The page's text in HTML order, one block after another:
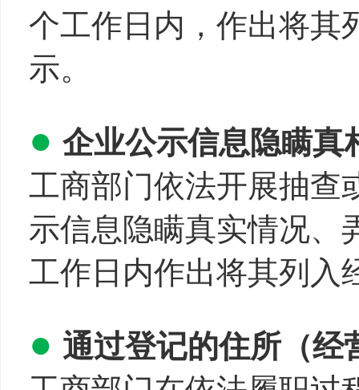
个工作日内，作出将其
示。
● 企业公示信息隐瞒真
工商部门依法开展抽查
示信息隐瞒真实情况、
工作日内作出将其列入
● 通过登记的住所（经